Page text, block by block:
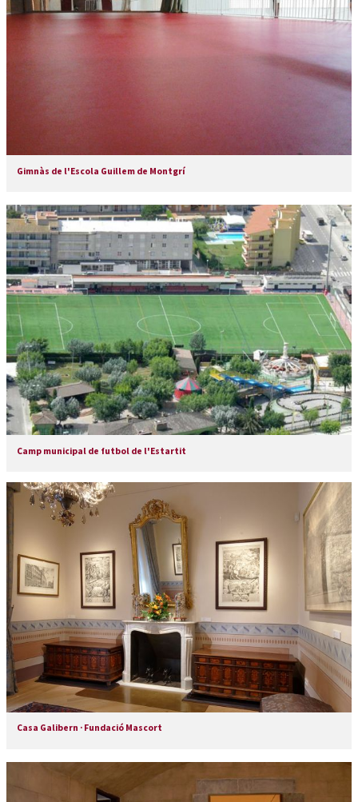
Gimnàs de l'Escola Guillem de Montgrí
Camp municipal de futbol de l'Estartit
Casa Galibern · Fundació Mascort